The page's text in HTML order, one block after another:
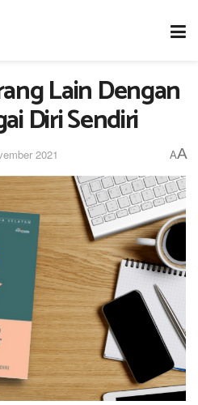
Lain Dengan
Diri Sendiri
2021 AA